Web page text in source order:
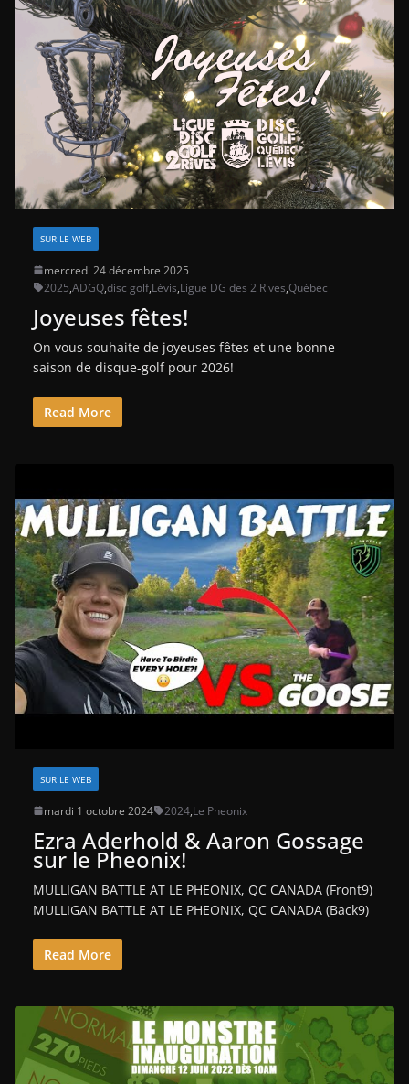
SUR LE WEB
mercredi 24 décembre 2025
2025,ADGQ,disc golf,Lévis,Ligue DG des 2 Rives,Québec
Joyeuses fêtes!
On vous souhaite de joyeuses fêtes et une bonne
saison de disque-golf pour 2026!
Read More
SUR LE WEB
mardi 1 octobre 2024 2024,Le Pheonix
Ezra Aderhold & Aaron Gossage
sur le Pheonix!
MULLIGAN BATTLE AT LE PHEONIX, QC CANADA (Front9)
MULLIGAN BATTLE AT LE PHEONIX, QC CANADA (Back9)
Read More